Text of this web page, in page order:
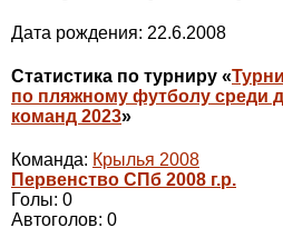
Дата рождения: 22.6.2008
Статистика по турниру «
по пляжному футболу среди
команд 2023»
Команда: Крылья 2008
Первенство СПб 2008 г.р.
Голы: 0
Автоголов: 0